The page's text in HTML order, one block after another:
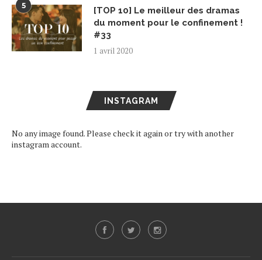
5
[TOP 10] Le meilleur des dramas
du moment pour le confinement !
#33
1 avril 2020
INSTAGRAM
No any image found. Please check it again or try with another
instagram account.